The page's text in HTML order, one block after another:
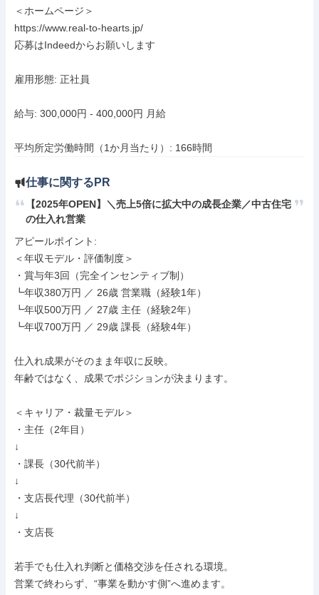
＜ホームページ＞
https://www.real-to-hearts.jp/
応募はIndeedからお願いします
雇用形態: 正社員
給与: 300,000円 - 400,000円 月給
平均所定労働時間（1か月当たり）: 166時間
仕事に関するPR
【2025年OPEN】＼売上5倍に拡大中の成長企業／中古住宅
の仕入れ営業
アピールポイント:
＜年収モデル・評価制度＞
・賞与年3回（完全インセンティブ制）
┗年収380万円 ／ 26歳 営業職（経験1年）
┗年収500万円 ／ 27歳 主任（経験2年）
┗年収700万円 ／ 29歳 課長（経験4年）
仕入れ成果がそのまま年収に反映。
年齢ではなく、成果でポジションが決まります。
＜キャリア・裁量モデル＞
・主任（2年目）
↓
・課長（30代前半）
↓
・支店長代理（30代前半）
↓
・支店長
若手でも仕入れ判断と価格交渉を任される環境。
営業で終わらず、“事業を動かす側”へ進めます。